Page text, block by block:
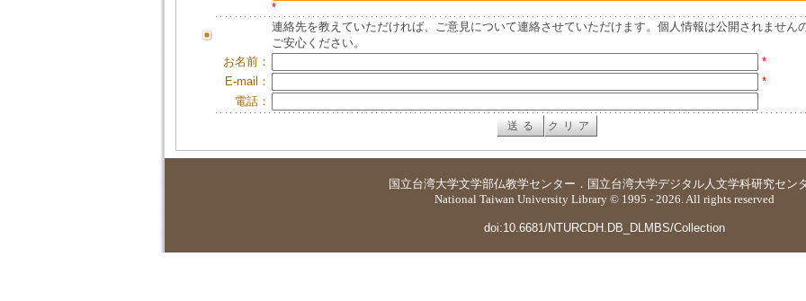
*
連絡先を教えていただければ、ご意見について連絡させていただけます。個人情報は公開されません
ご安心ください。
お名前：
*
E-mail：
*
電話：
国立台湾大学文学部仏教学センター ． 国立台湾大学デジタル人文学科研究セン
National Taiwan University Library © 1995 - 2026. All rights reserved
doi:10.6681/NTURCDH.DB_DLMBS/Collection